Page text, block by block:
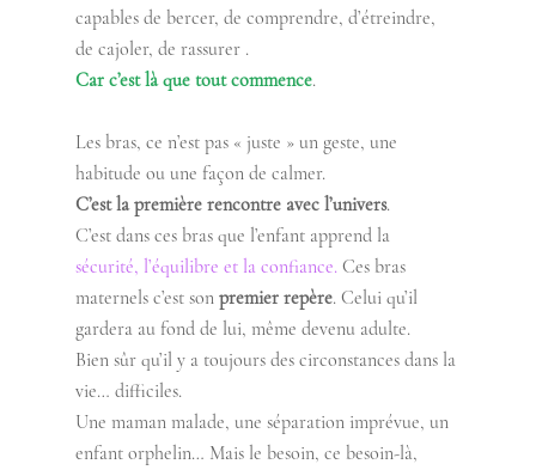
capables de bercer, de comprendre, d’étreindre,
de cajoler, de rassurer .
Car c’est là que tout commence.
Les bras, ce n’est pas « juste » un geste, une
habitude ou une façon de calmer.
C’est la première rencontre avec l’univers.
C’est dans ces bras que l’enfant apprend la
sécurité, l’équilibre et la confiance. Ces bras
maternels c’est son premier repère. Celui qu’il
gardera au fond de lui, même devenu adulte.
Bien sûr qu’il y a toujours des circonstances dans la
vie… difficiles.
Une maman malade, une séparation imprévue, un
enfant orphelin… Mais le besoin, ce besoin-là,